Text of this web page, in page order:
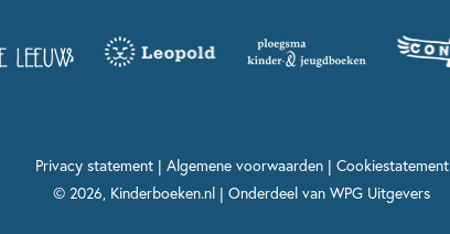
Privacy statement| Algemene voorwaarden| Cookiestatement
© 2026, Kinderboeken.nl | Onderdeel van WPG Uitgevers